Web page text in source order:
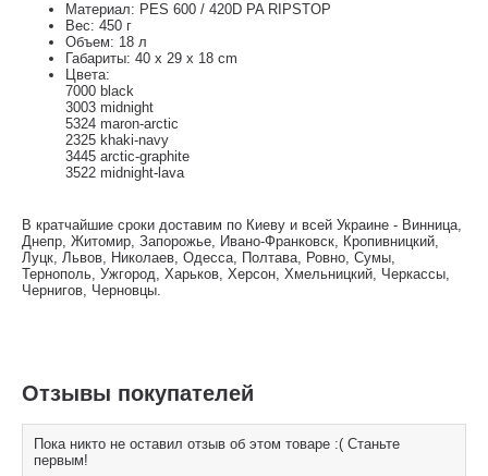
Материал: PES 600 / 420D PA RIPSTOP
Вес: 450 г
Объем: 18 л
Габариты: 40 x 29 x 18 cm
Цвета:
7000 black
3003 midnight
5324 maron-arctic
2325 khaki-navy
3445 arctic-graphite
3522 midnight-lava
В кратчайшие сроки доставим по Киеву и всей Украине - Винница,
Днепр, Житомир, Запорожье, Ивано-Франковск, Кропивницкий,
Луцк, Львов, Николаев, Одесса, Полтава, Ровно, Сумы,
Тернополь, Ужгород, Харьков, Херсон, Хмельницкий, Черкассы,
Чернигов, Черновцы.
Отзывы покупателей
Пока никто не оставил отзыв об этом товаре :( Станьте
первым!